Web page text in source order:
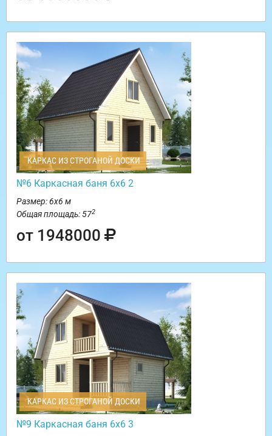
КАРКАС ИЗ СТРОГАНОЙ ДОСКИ
№6 Каркасная баня 6х6 2
Размер: 6х6 м
Общая площадь: 572
от 1948000
КАРКАС ИЗ СТРОГАНОЙ ДОСКИ
№9 Каркасная баня 6х6 3